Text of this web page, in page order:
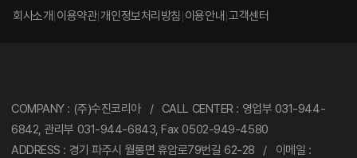
회사소개 이용약관 개인정보처리방침 이용안내 고객센터
COMPANY : (주)수진코리아 / CALL CENTER : 영업부 031-944-
6842, 관리부 031-944-6843, Fax 0502-949-4580
ADDRESS : 경기 파주시 월롱면 휴암로79번길 62-28 / 이메일 :